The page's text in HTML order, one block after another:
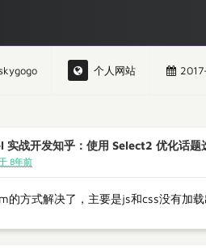
个人网站
实战开发知乎：使用 Select2 优化话题
8年前
的方式解决了，主要是js和css没有加